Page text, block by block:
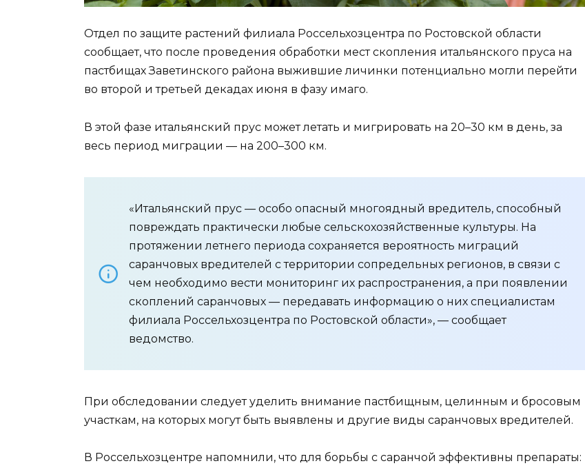
Отдел по защите растений филиала Россельхозцентра по Ростовской области
сообщает, что после проведения обработки мест скопления итальянского пруса на
пастбищах Заветинского района выжившие личинки потенциально могли перейти
во второй и третьей декадах июня в фазу имаго.
В этой фазе итальянский прус может летать и мигрировать на 20–30 км в день, за
весь период миграции — на 200–300 км.
«Итальянский прус — особо опасный многоядный вредитель, способный
повреждать практически любые сельскохозяйственные культуры. На
протяжении летнего периода сохраняется вероятность миграций
саранчовых вредителей с территории сопредельных регионов, в связи с
чем необходимо вести мониторинг их распространения, а при появлении
скоплений саранчовых — передавать информацию о них специалистам
филиала Россельхозцентра по Ростовской области», — сообщает
ведомство.
При обследовании следует уделить внимание пастбищным, целинным и бросовым
участкам, на которых могут быть выявлены и другие виды саранчовых вредителей.
В Россельхозцентре напомнили, что для борьбы с саранчой эффективны препараты: